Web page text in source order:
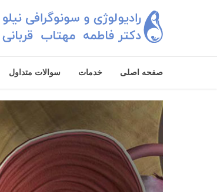
صفحه اصلی خدمات سوالات متداول